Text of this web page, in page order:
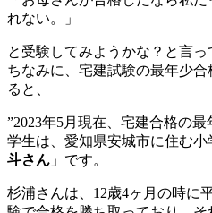
れない。」
と受験してみようかな？と言っ
ちなみに、宅建試験の最年少
ると、
”2023年5月現在、宅建合格の
学生は、愛知県安城市に住む小
斗さん 」です。
杉浦さんは、12歳4ヶ月の時に